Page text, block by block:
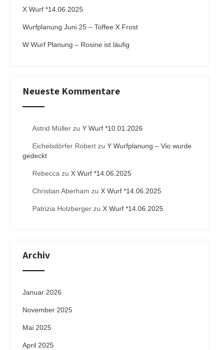
X Wurf *14.06.2025
Wurfplanung Juni 25 – Toffee X Frost
W Wurf Planung – Rosine ist läufig
Neueste Kommentare
Astrid Müller zu Y Wurf *10.01.2026
Eichelsdörfer Robert zu Y Wurfplanung – Vio wurde
gedeckt
Rebecca zu X Wurf *14.06.2025
Christian Aberham zu X Wurf *14.06.2025
Patrizia Holzberger zu X Wurf *14.06.2025
Archiv
Januar 2026
November 2025
Mai 2025
April 2025